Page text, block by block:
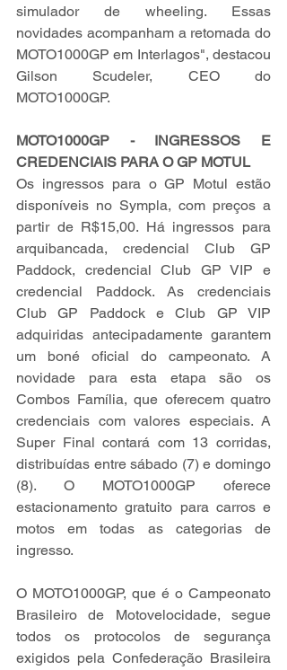
simulador de wheeling. Essas
novidades acompanham a retomada do
MOTO1000GP em Interlagos", destacou
Gilson Scudeler, CEO do
MOTO1000GP.
MOTO1000GP - INGRESSOS E
CREDENCIAIS PARA O GP MOTUL
Os ingressos para o GP Motul estão
disponíveis no Sympla, com preços a
partir de R$15,00. Há ingressos para
arquibancada, credencial Club GP
Paddock, credencial Club GP VIP e
credencial Paddock. As credenciais
Club GP Paddock e Club GP VIP
adquiridas antecipadamente garantem
um boné oficial do campeonato. A
novidade para esta etapa são os
Combos Família, que oferecem quatro
credenciais com valores especiais. A
Super Final contará com 13 corridas,
distribuídas entre sábado (7) e domingo
(8). O MOTO1000GP oferece
estacionamento gratuito para carros e
motos em todas as categorias de
ingresso.
O MOTO1000GP, que é o Campeonato
Brasileiro de Motovelocidade, segue
todos os protocolos de segurança
exigidos pela Confederação Brasileira